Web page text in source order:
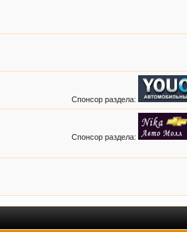
Спонсор раздела:
Спонсор раздела: